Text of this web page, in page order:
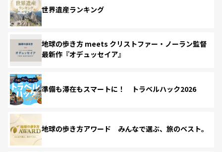
世界遺産ランキング
地球の歩き方 meets クリストファー・ノーラン監督
最新作『オデュッセイア』
準備も滞在もスマートに！ トラベルハック2026
地球の歩き方アワード みんなで選ぶ、旅のベスト。